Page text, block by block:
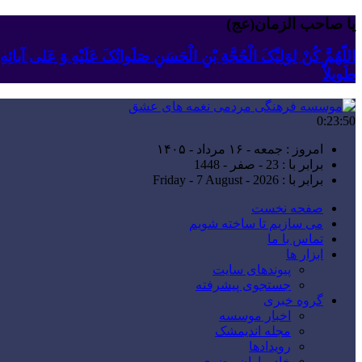
یا صاحب الزمان(عج)
اللّهُمَّ کُنْ لِوَلِیِّکَ الْحُجَّةِ بْنِ الْحَسَنِ صَلَواتُکَ عَلَیْهِ وَ عَلى
طَویلاً
0:23:51
امروز : جمعه - ۱۶ مرداد - ۱۴۰۵
برابر با : 23 - صفر - 1448
برابر با : Friday - 7 August - 2026
صفحه نخست
می سازیم تا ساخته شویم
تماس با ما
ابزار ها
پیوندهای سایت
جستجوی پیشرفته
گروه خبری
اخبار موسسه
مجله اندیمشک
رویدادها